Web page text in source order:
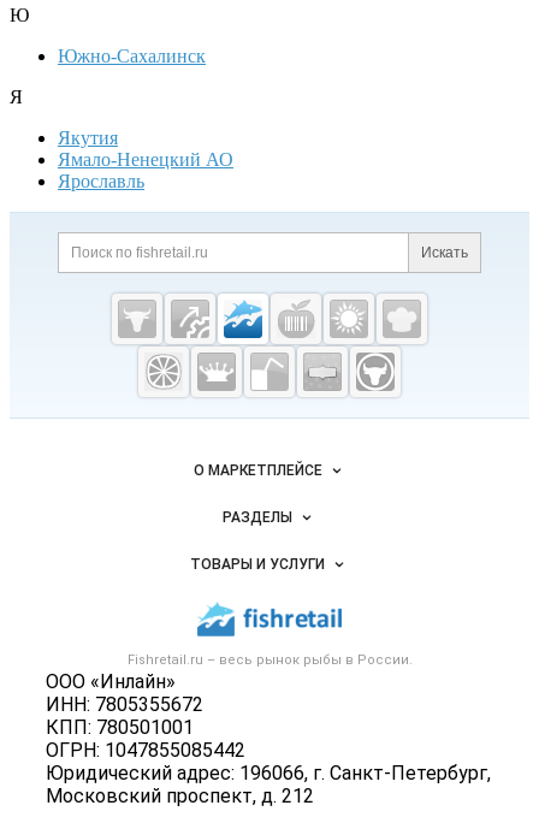
Ю
Южно-Сахалинск
Я
Якутия
Ямало-Ненецкий АО
Ярославль
Дополнительная информация
Поиск по сайту и
Искать
Cсылки на полезные проекты
Fishretail.ru —
рыба,
морепродукты
Важные разделы и контакты
Fishretail.ru – весь рынок рыбы в России.
ООО «Инлайн»
ИНН: 7805355672
КПП: 780501001
ОГРН: 1047855085442
Юридический адрес: 196066, г. Санкт-Петербург,
Московский проспект, д. 212
Навигация по сайтуО МАРКЕТПЛЕЙСЕ
Новости Fishretail.ru
Размещение рекламы
Публичная оферта
Контактная информация
Политика обработки персональных данных
РАЗДЕЛЫ
Объявления
Новости рынка
Вакансии
Блог
ТОВАРЫ И УСЛУГИ
Икра
Рыбопосадочный материал
Полуфабрикаты
Консервы